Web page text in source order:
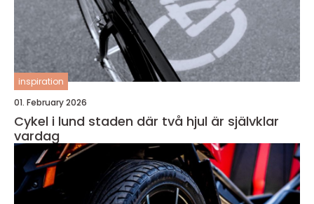
inspiration
01. February 2026
Cykel i lund staden där två hjul är självklar
vardag